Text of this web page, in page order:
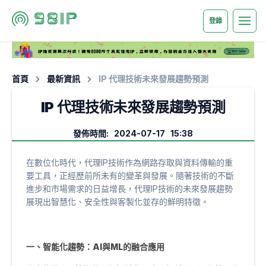
登錄
首頁 最新資訊 IP 代理技術未來發展趨勢預測
IP 代理技術未來發展趨勢預測
發佈時間: 2024-07-17 15:38
在數位化時代，代理IP技術作為網路存取與資料傳輸的重
要工具，正經歷前所未有的變革與發展。隨著技術的不斷
進步和市場需求的日益增長，代理IP技術的未來發展趨勢
展現出智慧化、安全性與客製化並存的鮮明特徵。
一、智能化趨勢：AI與ML的融合應用